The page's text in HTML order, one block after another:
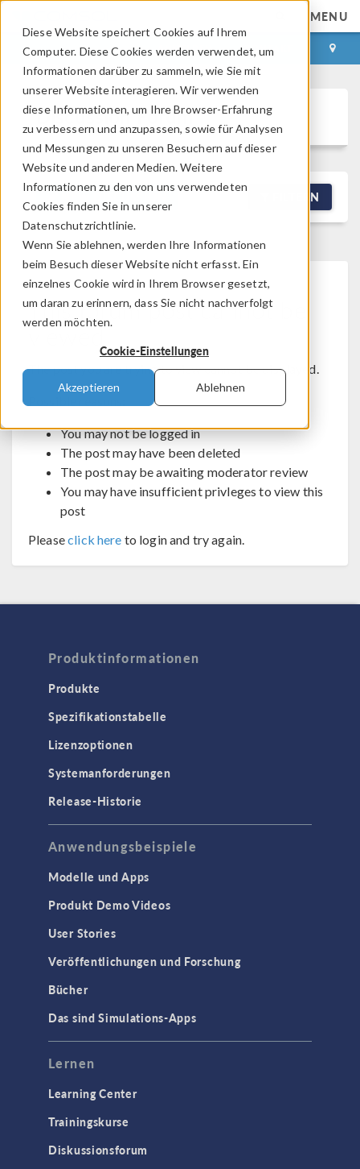
Diese Website speichert Cookies auf Ihrem
Computer. Diese Cookies werden verwendet, um
Informationen darüber zu sammeln, wie Sie mit
unserer Website interagieren. Wir verwenden
diese Informationen, um Ihre Browser-Erfahrung
zu verbessern und anzupassen, sowie für Analysen
und Messungen zu unseren Besuchern auf dieser
Website und anderen Medien. Weitere
Informationen zu den von uns verwendeten
Cookies finden Sie in unserer
Datenschutzrichtlinie.
Wenn Sie ablehnen, werden Ihre Informationen
beim Besuch dieser Website nicht erfasst. Ein
einzelnes Cookie wird in Ihrem Browser gesetzt,
um daran zu erinnern, dass Sie nicht nachverfolgt
werden möchten.
Cookie-Einstellungen
Akzeptieren Ablehnen
MENU
ANMELDEN KONTAKT
Discussion Forum
FILTERN
This forum post cannot be
viewed
The post you are trying to view cannot be displayed.
You may not be logged in
The post may have been deleted
The post may be awaiting moderator review
You may have insufficient privleges to view this
post
Pleaseclick here to login and try again.
Produktinformationen
Produkte
Spezifikationstabelle
Lizenzoptionen
Systemanforderungen
Release-Historie
Anwendungsbeispiele
Modelle und Apps
Produkt Demo Videos
User Stories
Veröffentlichungen und Forschung
Bücher
Das sind Simulations-Apps
Lernen
Learning Center
Trainingskurse
Diskussionsforum